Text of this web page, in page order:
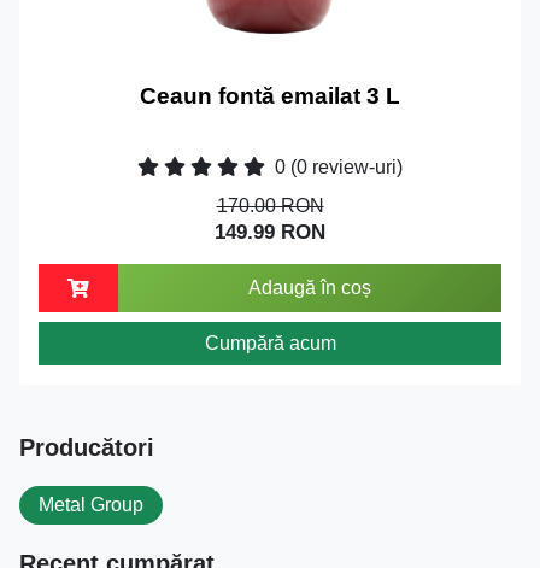
Ceaun fontă emailat 3 L
0 (0 review-uri)
170.00 RON
149.99 RON
Adaugă în coș
Cumpără acum
Producători
Metal Group
Recent cumpărat